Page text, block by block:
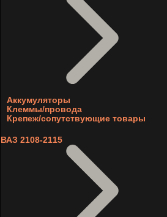
Аккумуляторы
Клеммы/провода
Крепеж/сопутствующие товары
ВАЗ 2108-2115